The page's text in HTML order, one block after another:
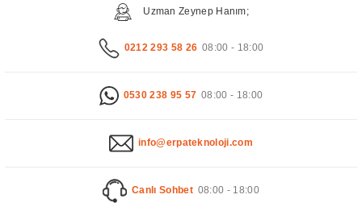
Uzman Zeynep Hanım;
0212 293 58 26 08:00 - 18:00
0530 238 95 57 08:00 - 18:00
info@erpateknoloji.com
Canlı Sohbet 08:00 - 18:00